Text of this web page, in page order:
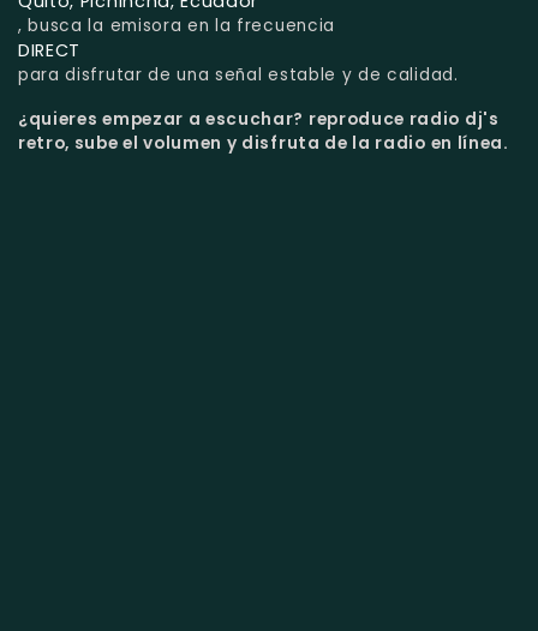
, busca la emisora en la frecuencia
DIRECT
para disfrutar de una señal estable y de calidad.
¿quieres empezar a escuchar? reproduce radio dj's
retro, sube el volumen y disfruta de la radio en línea.